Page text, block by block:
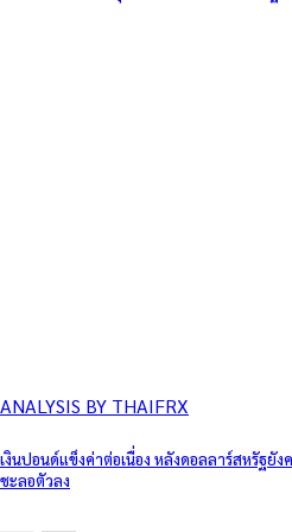
ANALYSIS BY THAIFRX
เงินปอนด์แข็งค่าต่อเนื่อง หลังดอลลาร์สหรัฐยั
ชะลอตัวลง